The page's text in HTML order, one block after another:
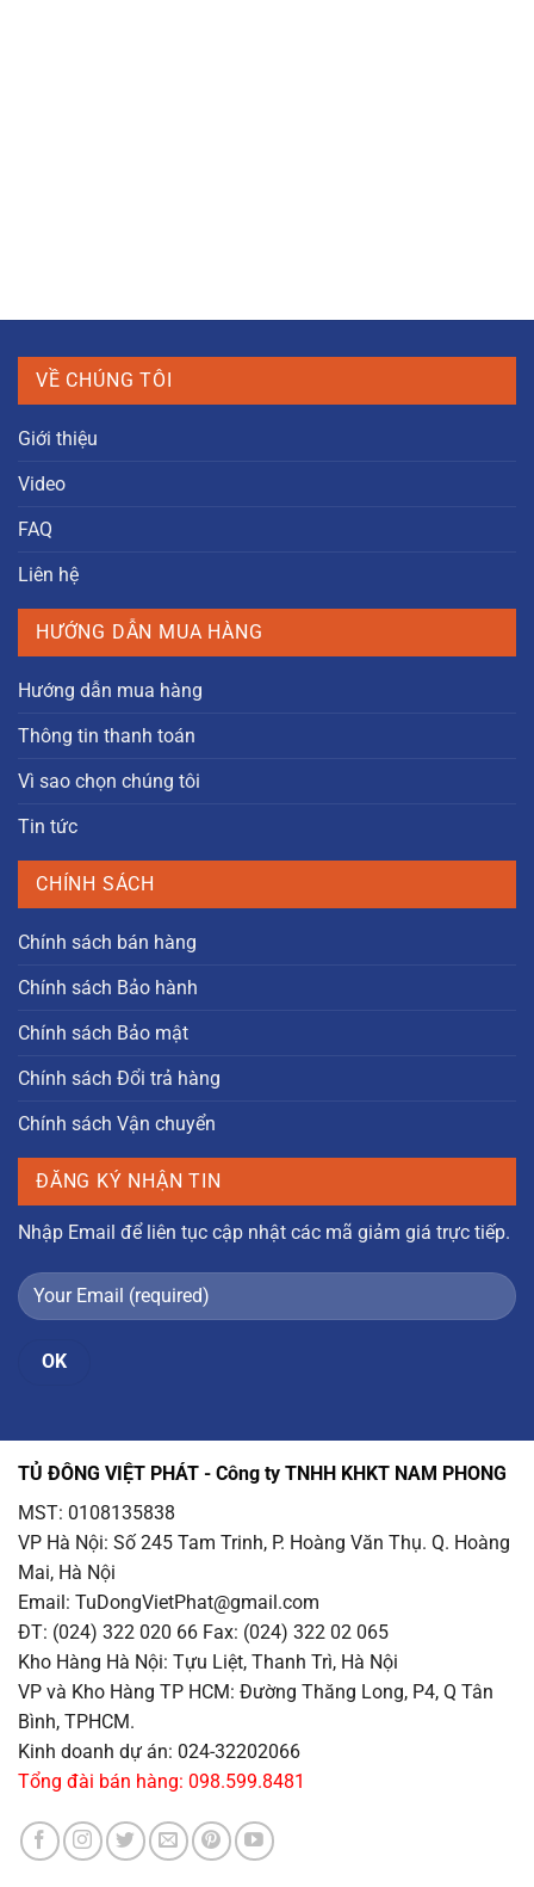
VỀ CHÚNG TÔI
Giới thiệu
Video
FAQ
Liên hệ
HƯỚNG DẪN MUA HÀNG
Hướng dẫn mua hàng
Thông tin thanh toán
Vì sao chọn chúng tôi
Tin tức
CHÍNH SÁCH
Chính sách bán hàng
Chính sách Bảo hành
Chính sách Bảo mật
Chính sách Đổi trả hàng
Chính sách Vận chuyển
ĐĂNG KÝ NHẬN TIN
Nhập Email để liên tục cập nhật các mã giảm giá trực tiếp.
TỦ ĐÔNG VIỆT PHÁT - Công ty TNHH KHKT NAM PHONG
MST: 0108135838
VP Hà Nội: Số 245 Tam Trinh, P. Hoàng Văn Thụ. Q. Hoàng
Mai, Hà Nội
Email: TuDongVietPhat@gmail.com
ĐT: (024) 322 020 66 Fax: (024) 322 02 065
Kho Hàng Hà Nội: Tựu Liệt, Thanh Trì, Hà Nội
VP và Kho Hàng TP HCM: Đường Thăng Long, P4, Q Tân
Bình, TPHCM.
Kinh doanh dự án: 024-32202066
Tổng đài bán hàng: 098.599.8481